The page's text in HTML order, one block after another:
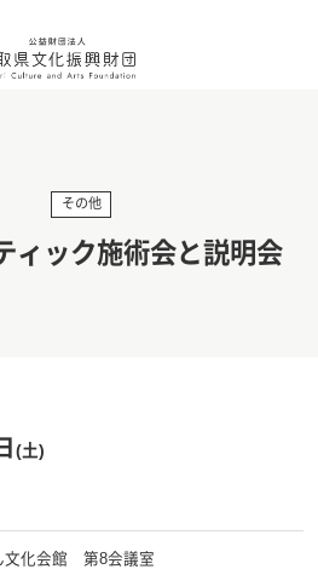
その他
ィック施術会と説明会
(土)
文化会館 第8会議室